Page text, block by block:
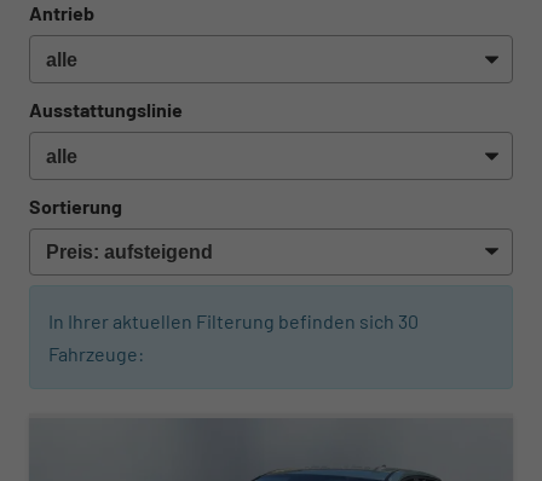
Antrieb
Ausstattungslinie
Sortierung
In Ihrer aktuellen Filterung befinden sich 30
Fahrzeuge: